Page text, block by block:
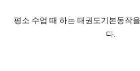
평소 수업 때 하는 태권도기본동작
다.